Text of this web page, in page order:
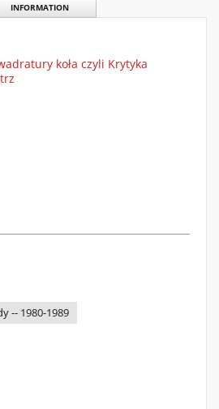
INFORMATION
koła czyli Krytyka
-- 1980-1989